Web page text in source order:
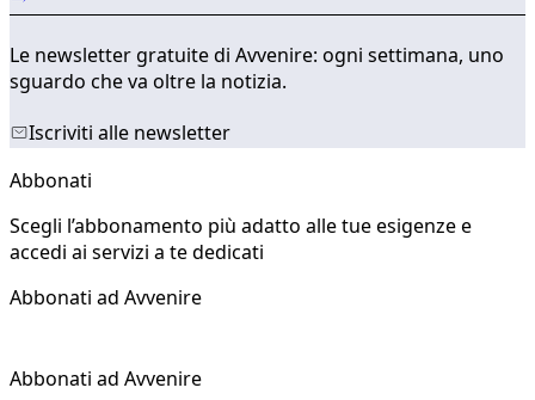
Le newsletter gratuite di Avvenire: ogni settimana, uno
sguardo che va oltre la notizia.
Iscriviti alle newsletter
Abbonati
Scegli l’abbonamento più adatto alle tue esigenze e
accedi ai servizi a te dedicati
Abbonati ad Avvenire
Abbonati ad Avvenire